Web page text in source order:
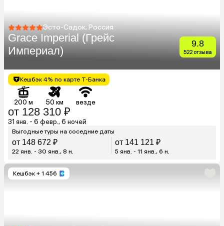
Эсто-Садок, Россия
Grace Imperial (Грейс
Империал)
9.8
522 отзыва
Кешбэк 4% по карте Т-Банка
200 м 50 км везде
от 128 310 ₽
31 янв. - 6 февр., 6 ночей
Выгодные туры на соседние даты
от 148 672 ₽
22 янв. - 30 янв., 8 н.
от 141 121 ₽
5 янв. - 11 янв., 6 н.
Кешбэк + 1 456